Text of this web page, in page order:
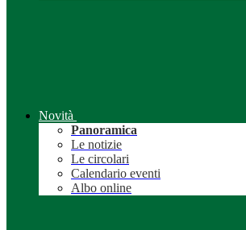
Novità
Panoramica
Le notizie
Le circolari
Calendario eventi
Albo online